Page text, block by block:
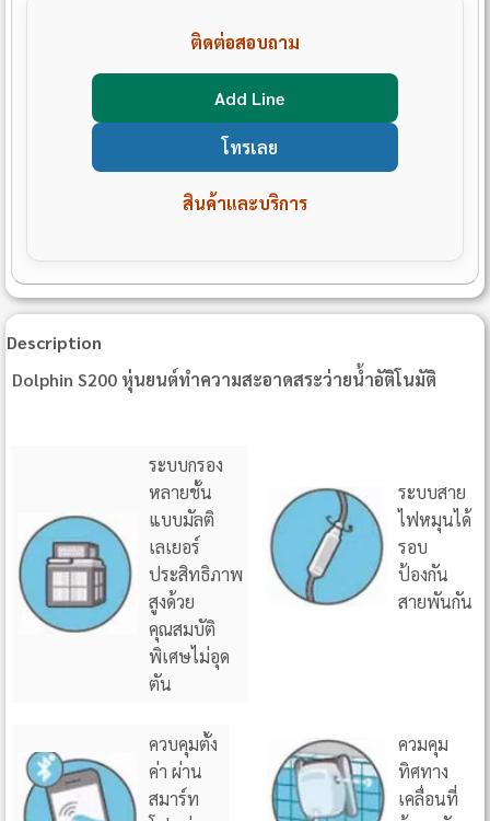
ติดต่อสอบถาม
Add Line
โทรเลย
สินค้าและบริการ
Description
Dolphin S200 หุ่นยนต์ทำความสะอาดสระว่ายน้ำอัติโนมัติ
ระบบกรอง
หลายชั้น
แบบมัลติ
เลเยอร์
ประสิทธิภาพ
สูงด้วย
คุณสมบัติ
พิเศษไม่อุด
ตัน
ระบบสาย
ไฟหมุนได้
รอบ
ป้องกัน
สายพันกัน
ควบคุมตั้ง
ค่า ผ่าน
สมาร์ท
ควมคุม
ทิศทาง
เคลื่อนที่